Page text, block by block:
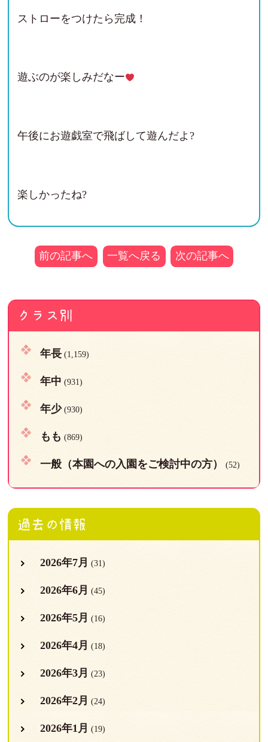
ストローをつけたら完成！
遊ぶのが楽しみだなー
午後にお遊戯室で飛ばして遊んだよ?
楽しかったね?
前の記事へ 一覧へ戻る 次の記事へ
クラス別
年長(1,159)
年中 (931)
年少(930)
もも (869)
一般（本園への入園をご検討中の方） (52)
過去の情報
2026年7月 (31)
2026年6月 (45)
2026年5月 (16)
2026年4月 (18)
2026年3月 (23)
2026年2月 (24)
2026年1月 (19)